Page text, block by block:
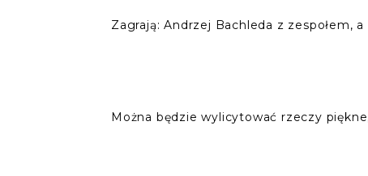
Zagrają: Andrzej Bachleda z zespołem,
Można będzie wylicytować rzeczy